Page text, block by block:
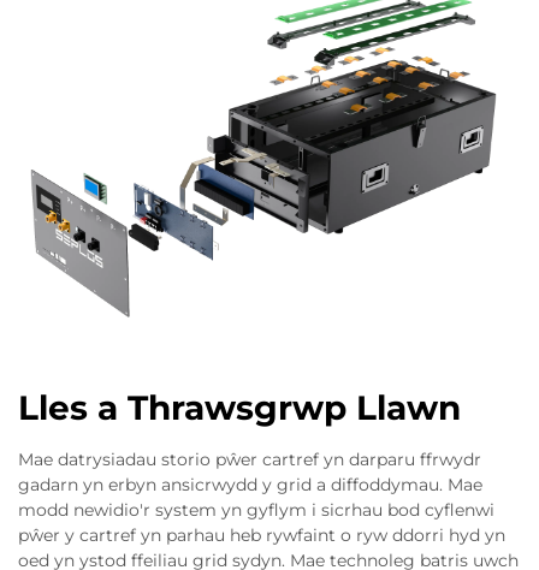
Lles a Thrawsgrwp Llawn
Mae datrysiadau storio pŵer cartref yn darparu ffrwydr
gadarn yn erbyn ansicrwydd y grid a diffoddymau. Mae
modd newidio'r system yn gyflym i sicrhau bod cyflenwi
pŵer y cartref yn parhau heb rywfaint o ryw ddorri hyd yn
oed yn ystod ffeiliau grid sydyn. Mae technoleg batris uwch